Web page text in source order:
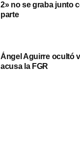
2» no se graba junto
parte
Ángel Aguirre ocultó
acusa la FGR